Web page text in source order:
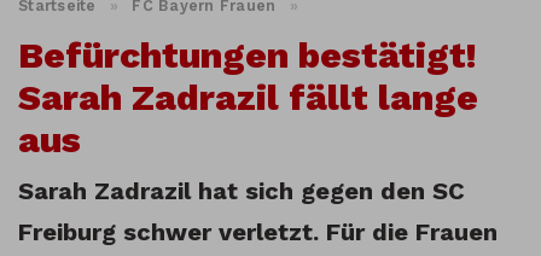
Startseite » FC Bayern Frauen »
Befürchtungen bestätigt!
Sarah Zadrazil fällt lange
aus
Sarah Zadrazil hat sich gegen den SC
Freiburg schwer verletzt. Für die Frauen